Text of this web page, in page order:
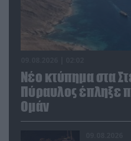
Νέο κτύπημα στα
Πύραυλος έπληξε
Ομάν